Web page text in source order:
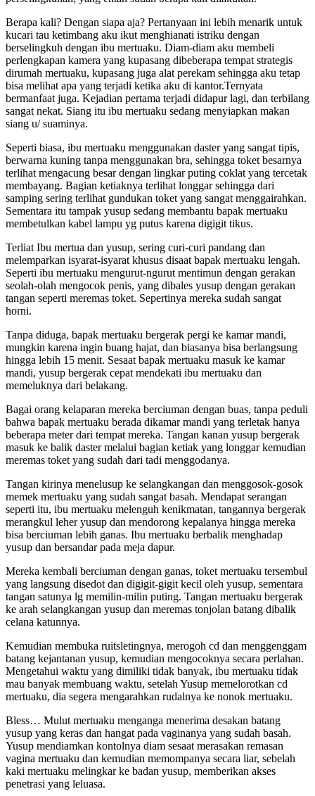
Berapa kali? Dengan siapa aja? Pertanyaan ini lebih menarik untuk
kucari tau ketimbang aku ikut menghianati istriku dengan
berselingkuh dengan ibu mertuaku. Diam-diam aku membeli
perlengkapan kamera yang kupasang dibeberapa tempat strategis
dirumah mertuaku, kupasang juga alat perekam sehingga aku tetap
bisa melihat apa yang terjadi ketika aku di kantor.Ternyata
bermanfaat juga. Kejadian pertama terjadi didapur lagi, dan terbilang
sangat nekat. Siang itu ibu mertuaku sedang menyiapkan makan
siang u/ suaminya.
Seperti biasa, ibu mertuaku menggunakan daster yang sangat tipis,
berwarna kuning tanpa menggunakan bra, sehingga toket besarnya
terlihat mengacung besar dengan lingkar puting coklat yang tercetak
membayang. Bagian ketiaknya terlihat longgar sehingga dari
samping sering terlihat gundukan toket yang sangat menggairahkan.
Sementara itu tampak yusup sedang membantu bapak mertuaku
membetulkan kabel lampu yg putus karena digigit tikus.
Terliat Ibu mertua dan yusup, sering curi-curi pandang dan
melemparkan isyarat-isyarat khusus disaat bapak mertuaku lengah.
Seperti ibu mertuaku mengurut-ngurut mentimun dengan gerakan
seolah-olah mengocok penis, yang dibales yusup dengan gerakan
tangan seperti meremas toket. Sepertinya mereka sudah sangat
horni.
Tanpa diduga, bapak mertuaku bergerak pergi ke kamar mandi,
mungkin karena ingin buang hajat, dan biasanya bisa berlangsung
hingga lebih 15 menit. Sesaat bapak mertuaku masuk ke kamar
mandi, yusup bergerak cepat mendekati ibu mertuaku dan
memeluknya dari belakang.
Bagai orang kelaparan mereka berciuman dengan buas, tanpa peduli
bahwa bapak mertuaku berada dikamar mandi yang terletak hanya
beberapa meter dari tempat mereka. Tangan kanan yusup bergerak
masuk ke balik daster melalui bagian ketiak yang longgar kemudian
meremas toket yang sudah dari tadi menggodanya.
Tangan kirinya menelusup ke selangkangan dan menggosok-gosok
memek mertuaku yang sudah sangat basah. Mendapat serangan
seperti itu, ibu mertuaku melenguh kenikmatan, tangannya bergerak
merangkul leher yusup dan mendorong kepalanya hingga mereka
bisa berciuman lebih ganas. Ibu mertuaku berbalik menghadap
yusup dan bersandar pada meja dapur.
Mereka kembali berciuman dengan ganas, toket mertuaku tersembul
yang langsung disedot dan digigit-gigit kecil oleh yusup, sementara
tangan satunya lg memilin-milin puting. Tangan mertuaku bergerak
ke arah selangkangan yusup dan meremas tonjolan batang dibalik
celana katunnya.
Kemudian membuka ruitsletingnya, merogoh cd dan menggenggam
batang kejantanan yusup, kemudian mengocoknya secara perlahan.
Mengetahui waktu yang dimiliki tidak banyak, ibu mertuaku tidak
mau banyak membuang waktu, setelah Yusup memelorotkan cd
mertuaku, dia segera mengarahkan rudalnya ke nonok mertuaku.
Bless… Mulut mertuaku menganga menerima desakan batang
yusup yang keras dan hangat pada vaginanya yang sudah basah.
Yusup mendiamkan kontolnya diam sesaat merasakan remasan
vagina mertuaku dan kemudian memompanya secara liar, sebelah
kaki mertuaku melingkar ke badan yusup, memberikan akses
penetrasi yang leluasa.